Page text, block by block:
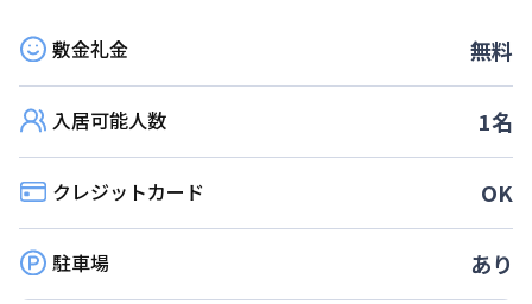
①対象：新規限定 ②（マンスリー）ご利用期間
から起算して７日以内」
対象期間
▶予定数に達し次第、予告なく終了します。
敷金礼金 無料
入居可能人数 1名
クレジットカード OK
駐車場 あり